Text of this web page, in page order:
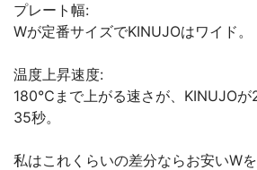
プレート幅:
Wが定番サイズでKINUJOはワイド。
温度上昇速度:
180℃まで上がる速さが、KINUJOが
35秒。
私はこれくらいの差分ならお安いWを